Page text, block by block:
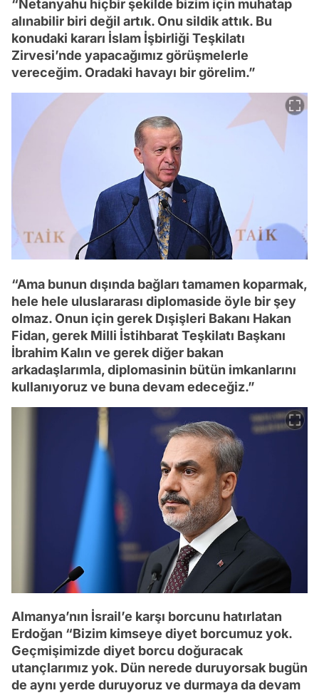
“Netanyahu hiçbir şekilde bizim için muhatap
alınabilir biri değil artık. Onu sildik attık. Bu
konudaki kararı İslam İşbirliği Teşkilatı
Zirvesi’nde yapacağımız görüşmelerle
vereceğim. Oradaki havayı bir görelim.”
“Ama bunun dışında bağları tamamen koparmak,
hele hele uluslararası diplomaside öyle bir şey
olmaz. Onun için gerek Dışişleri Bakanı Hakan
Fidan, gerek Milli İstihbarat Teşkilatı Başkanı
İbrahim Kalın ve gerek diğer bakan
arkadaşlarımla, diplomasinin bütün imkanlarını
kullanıyoruz ve buna devam edeceğiz.”
Almanya’nın İsrail’e karşı borcunu hatırlatan
Erdoğan “Bizim kimseye diyet borcumuz yok.
Geçmişimizde diyet borcu doğuracak
utançlarımız yok. Dün nerede duruyorsak bugün
de aynı yerde duruyoruz ve durmaya da devam